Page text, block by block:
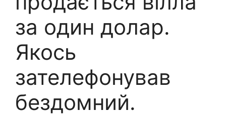
за один долар.
Якось
зателефонував
бездомний.